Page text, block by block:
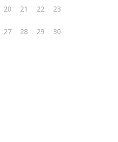
20 21 22 23
27 28 29 30